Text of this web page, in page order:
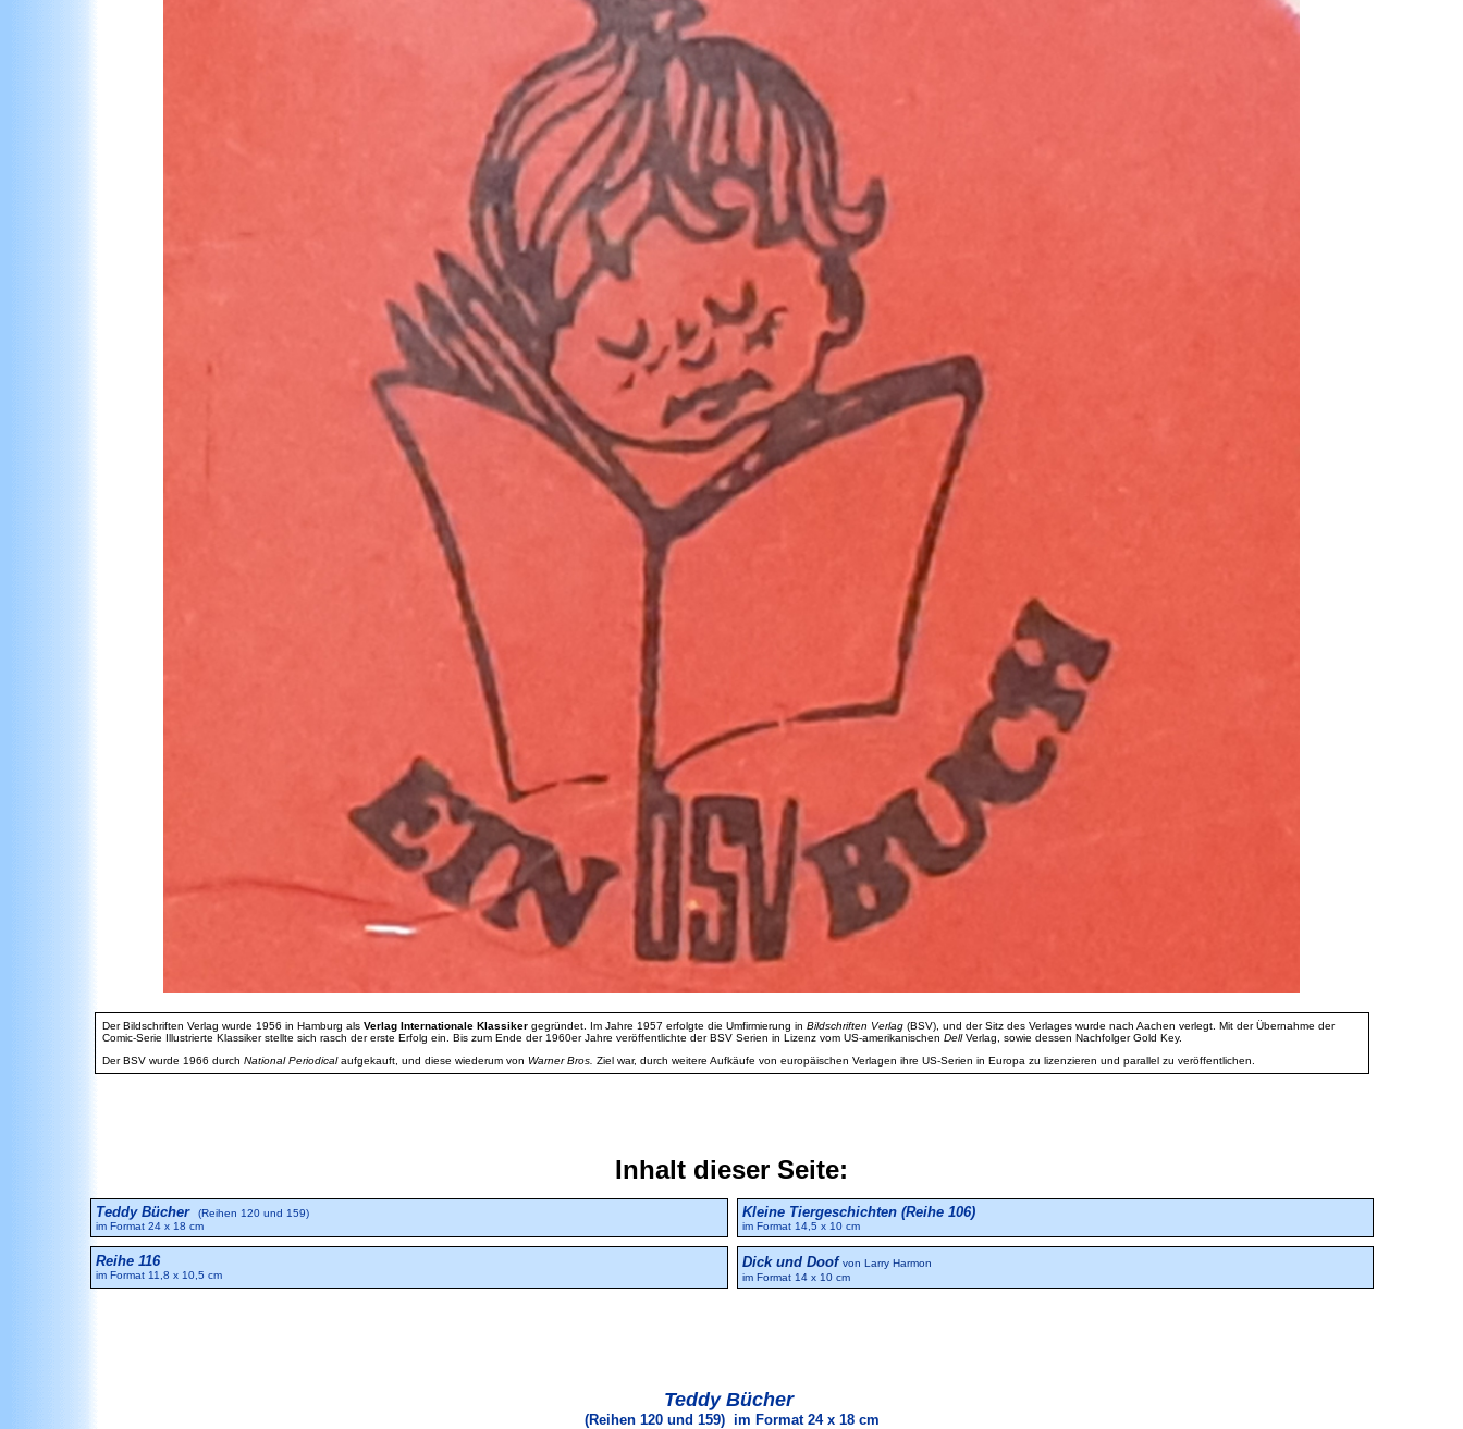
Der Bildschriften Verlag wurde 1956 in Hamburg als Verlag Internationale Klassikergegründet. Im Jahre 1957 erfolgte die Umfirmierung in Bildschriften Verlag(BSV), und der Sitz des Verlages wurde nach Aachen verlegt. Mit der Übernahme der
Comic-Serie Illustrierte Klassiker stellte sich rasch der erste Erfolg ein. Bis zum Ende der 1960er Jahre veröffentlichte der BSV Serien in Lizenz vom US-amerikanischen DellVerlag, sowie dessen Nachfolger Gold Key.
Der BSV wurde 1966 durch National Periodicalaufgekauft, und diese wiederum von Warner Bros. Ziel war, durch weitere Aufkäufe von europäischen Verlagen ihre US-Serien in Europa zu lizenzieren und parallel zu veröffentlichen.
Inhalt dieser Seite:
Teddy Bücher
(Reihen 120 und 159)
im Format 24 x 18 cm
Kleine Tiergeschichten (Reihe 106)
im Format 14,5 x 10 cm
Reihe 116
im Format 11,8 x 10,5 cm
Dick und Doof von Larry Harmon
im Format 14 x 10 cm
Teddy Bücher
(Reihen 120 und 159) im Format 24 x 18 cm